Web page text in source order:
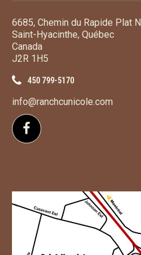
6685, Chemin du Rapide Plat
Saint-Hyacinthe, Québec
Canada
J2R 1H5
450 799-5170
info@ranchcunicole.com
Suivez-nous sur Facebook